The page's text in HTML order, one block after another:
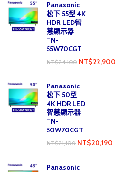
Panasonic
松下 55型 4K
HDR LED智
慧顯示器
TN-
55W70CGT
NT$24,100 NT$22,900
Panasonic
松下 50型
4K HDR LED
智慧顯示器
TN-
50W70CGT
NT$21,100 NT$20,190
Panasonic